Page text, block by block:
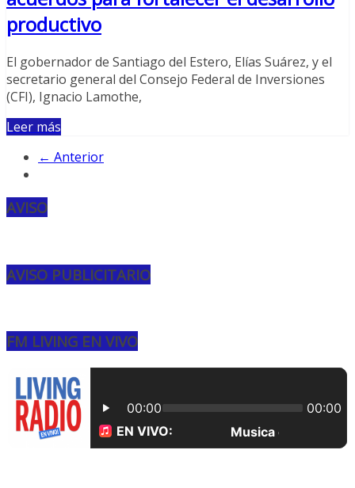
productivo
El gobernador de Santiago del Estero, Elías Suárez, y el
secretario general del Consejo Federal de Inversiones
(CFI), Ignacio Lamothe,
Leer más
← Anterior
AVISO
AVISO PUBLICITARIO
FM LIVING EN VIVO